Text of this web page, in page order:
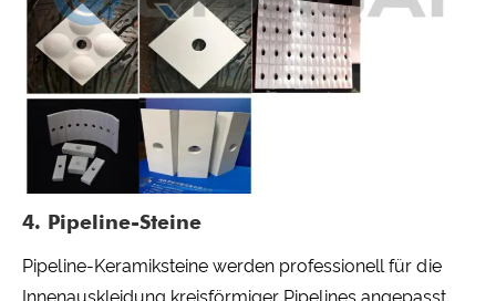
4. Pipeline-Steine
Pipeline-Keramiksteine ​​werden professionell für die
Innenauskleidung kreisförmiger Pipelines angepasst.